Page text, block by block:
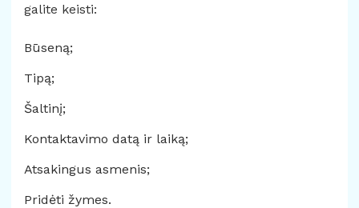
galite keisti:
Būseną;
Tipą;
Šaltinį;
Kontaktavimo datą ir laiką;
Atsakingus asmenis;
Pridėti žymes.